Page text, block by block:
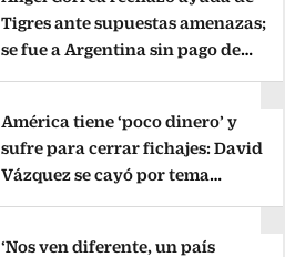
Tigres ante supuestas amenazas;
se fue a Argentina sin pago de
América tiene ‘poco dinero’ y
sufre para cerrar fichajes: David
Vázquez se cayó por tema
‘Nos ven diferente, un país